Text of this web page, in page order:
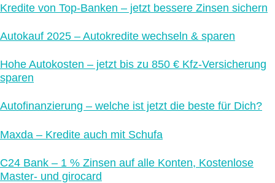
Kredite von Top-Banken – jetzt bessere Zinsen sichern
Autokauf 2025 – Autokredite wechseln & sparen
Hohe Autokosten – jetzt bis zu 850 € Kfz-Versicherung
sparen
Autofinanzierung – welche ist jetzt die beste für Dich?
Maxda – Kredite auch mit Schufa
C24 Bank – 1 % Zinsen auf alle Konten, Kostenlose
Master- und girocard